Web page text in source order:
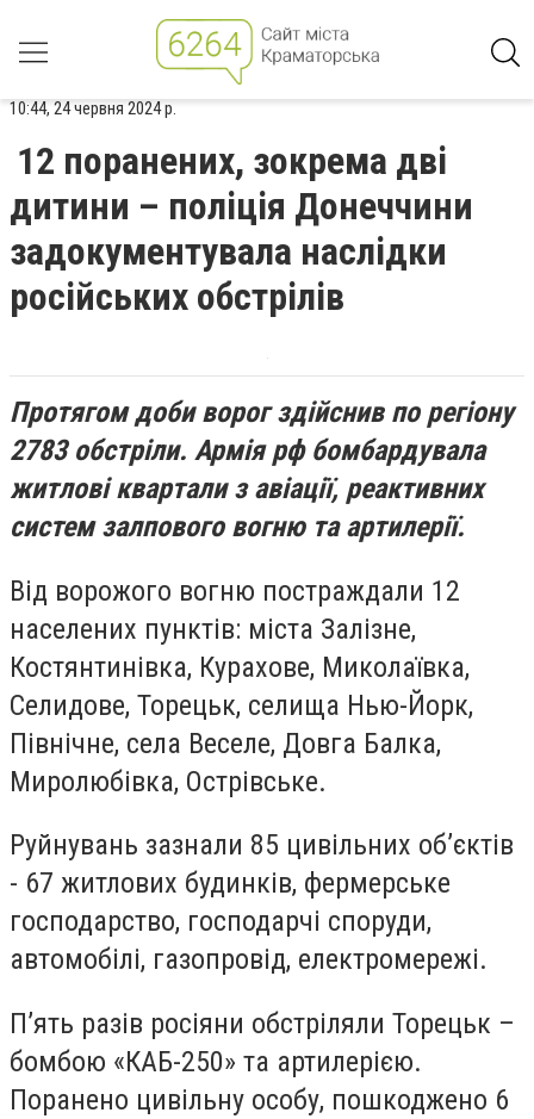
10:44, 24 червня 2024 р.
12 поранених, зокрема дві
дитини – поліція Донеччини
задокументувала наслідки
російських обстрілів
Протягом доби ворог здійснив по регіону
2783 обстріли. Армія рф бомбардувала
житлові квартали з авіації, реактивних
систем залпового вогню та артилерії.
Від ворожого вогню постраждали 12
населених пунктів: міста Залізне,
Костянтинівка, Курахове, Миколаївка,
Селидове, Торецьк, селища Нью-Йорк,
Північне, села Веселе, Довга Балка,
Миролюбівка, Острівське.
Руйнувань зазнали 85 цивільних об’єктів
- 67 житлових будинків, фермерське
господарство, господарчі споруди,
автомобілі, газопровід, електромережі.
П’ять разів росіяни обстріляли Торецьк –
бомбою «КАБ-250» та артилерією.
Поранено цивільну особу, пошкоджено 6